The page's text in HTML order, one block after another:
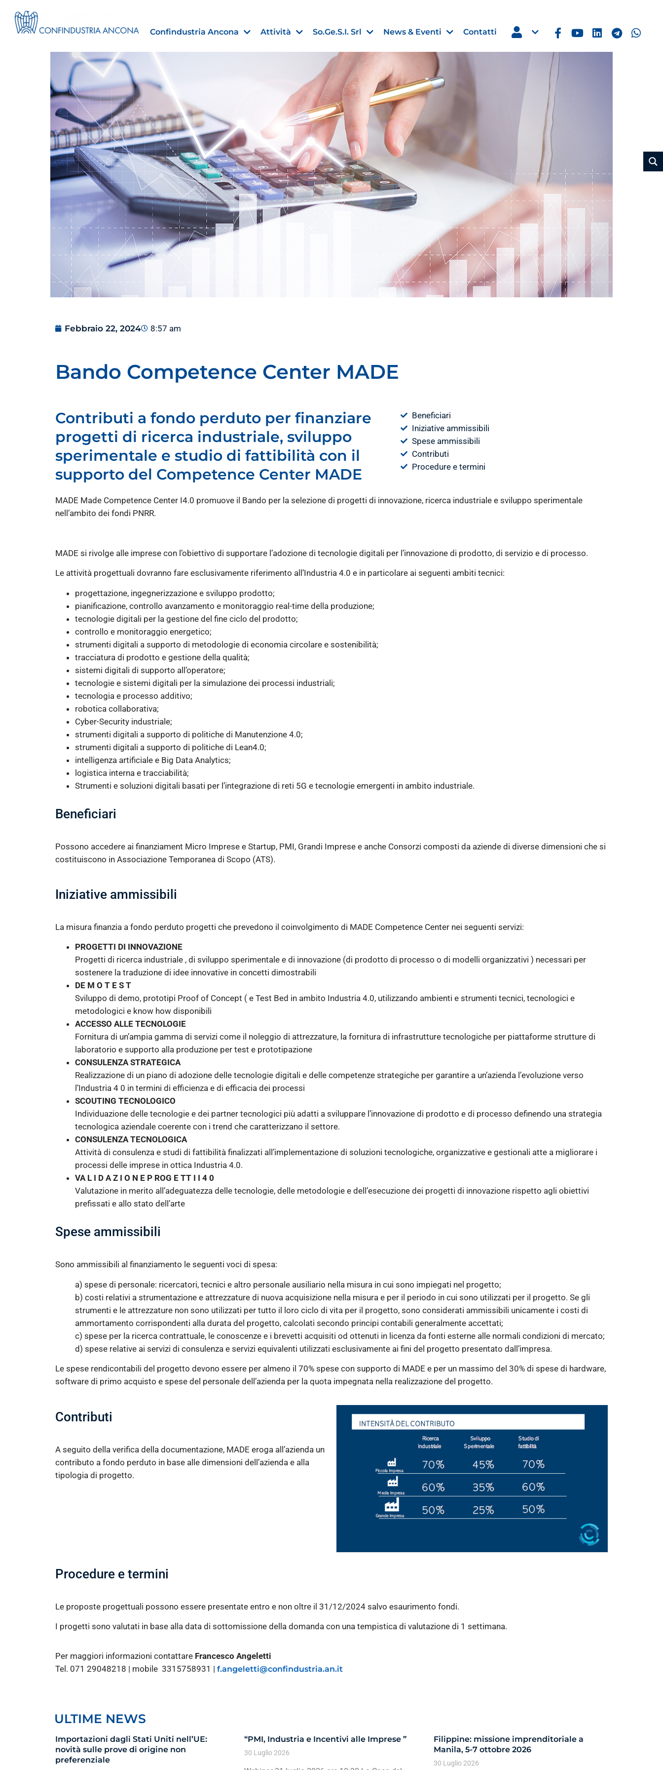
Confindustria Ancona Attività So.Ge.S.I. Srl News & Eventi
Estero
Importazioni dagli Stati Uniti nell’UE:
novità sulle prove di origine non
preferenziale
30 Luglio 2026
Leggi →
Finanza agevolata
“PMI, Industria e Incentivi alle Imprese
”
30 Luglio 2026
Leggi →
Filippine: missione
Manila, 5-7 ottobre 2026
30 Luglio 2026
Leggi →
Contatti
Febbraio 22, 2024 8:57 am
Bando Competence Center MADE
Contributi a fondo perduto per finanziare
progetti di ricerca industriale, sviluppo
sperimentale e studio di fattibilità con il
supporto del Competence Center MADE
Beneficiari
Iniziative ammissibili
Spese ammissibili
Contributi
Procedure e termini
MADE Made Competence Center I4.0 promuove il Bando per la selezione di progetti di innovazione, ricerca industriale e sviluppo sperimentale
nell’ambito dei fondi PNRR.
MADE si rivolge alle imprese con l’obiettivo di supportare l’adozione di tecnologie digitali per l’innovazione di prodotto, di servizio e di processo.
Le attività progettuali dovranno fare esclusivamente riferimento all’Industria 4.0 e in particolare ai seguenti ambiti tecnici:
progettazione, ingegnerizzazione e sviluppo prodotto;
pianificazione, controllo avanzamento e monitoraggio real-time della produzione;
tecnologie digitali per la gestione del fine ciclo del prodotto;
controllo e monitoraggio energetico;
strumenti digitali a supporto di metodologie di economia circolare e sostenibilità;
tracciatura di prodotto e gestione della qualità;
sistemi digitali di supporto all’operatore;
tecnologie e sistemi digitali per la simulazione dei processi industriali;
tecnologia e processo additivo;
robotica collaborativa;
Cyber-Security industriale;
strumenti digitali a supporto di politiche di Manutenzione 4.0;
strumenti digitali a supporto di politiche di Lean4.0;
intelligenza artificiale e Big Data Analytics;
logistica interna e tracciabilità;
Strumenti e soluzioni digitali basati per l’integrazione di reti 5G e tecnologie emergenti in ambito industriale.
Beneficiari
Possono accedere ai finanziament Micro Imprese e Startup, PMI, Grandi Imprese e anche Consorzi composti da aziende di diverse dimensioni che si
costituiscono in Associazione Temporanea di Scopo (ATS).
Iniziative ammissibili
La misura finanzia a fondo perduto progetti che prevedono il coinvolgimento di MADE Competence Center nei seguenti servizi:
PROGETTI DI INNOVAZIONE
Progetti di ricerca industriale , di sviluppo sperimentale e di innovazione (di prodotto di processo o di modelli organizzativi ) necessari per
sostenere la traduzione di idee innovative in concetti dimostrabili
DE M O T E S T
Sviluppo di demo, prototipi Proof of Concept ( e Test Bed in ambito Industria 4.0, utilizzando ambienti e strumenti tecnici, tecnologici e
metodologici e know how disponibili
ACCESSO ALLE TECNOLOGIE
Fornitura di un’ampia gamma di servizi come il noleggio di attrezzature, la fornitura di infrastrutture tecnologiche per piattaforme strutture di
laboratorio e supporto alla produzione per test e prototipazione
CONSULENZA STRATEGICA
Realizzazione di un piano di adozione delle tecnologie digitali e delle competenze strategiche per garantire a un’azienda l’evoluzione verso
l’Industria 4 0 in termini di efficienza e di efficacia dei processi
SCOUTING TECNOLOGICO
Individuazione delle tecnologie e dei partner tecnologici più adatti a sviluppare l’innovazione di prodotto e di processo definendo una strategia
tecnologica aziendale coerente con i trend che caratterizzano il settore.
CONSULENZA TECNOLOGICA
Attività di consulenza e studi di fattibilità finalizzati all’implementazione di soluzioni tecnologiche, organizzative e gestionali atte a migliorare i
processi delle imprese in ottica Industria 4.0.
VA L I D A Z I O N E P ROG E TT I I 4 0
Valutazione in merito all’adeguatezza delle tecnologie, delle metodologie e dell’esecuzione dei progetti di innovazione rispetto agli obiettivi
prefissati e allo stato dell’arte
Spese ammissibili
Sono ammissibili al finanziamento le seguenti voci di spesa:
a) spese di personale: ricercatori, tecnici e altro personale ausiliario nella misura in cui sono impiegati nel progetto;
b) costi relativi a strumentazione e attrezzature di nuova acquisizione nella misura e per il periodo in cui sono utilizzati per il progetto. Se gli
strumenti e le attrezzature non sono utilizzati per tutto il loro ciclo di vita per il progetto, sono considerati ammissibili unicamente i costi di
ammortamento corrispondenti alla durata del progetto, calcolati secondo principi contabili generalmente accettati;
c) spese per la ricerca contrattuale, le conoscenze e i brevetti acquisiti od ottenuti in licenza da fonti esterne alle normali condizioni di mercato;
d) spese relative ai servizi di consulenza e servizi equivalenti utilizzati esclusivamente ai fini del progetto presentato dall’impresa.
Le spese rendicontabili del progetto devono essere per almeno il 70% spese con supporto di MADE e per un massimo del 30% di spese di hardware,
software di primo acquisto e spese del personale dell’azienda per la quota impegnata nella realizzazione del progetto.
Contributi
A seguito della verifica della documentazione, MADE eroga all’azienda un
contributo a fondo perduto in base alle dimensioni dell’azienda e alla
tipologia di progetto.
Procedure e termini
Le proposte progettuali possono essere presentate entro e non oltre il 31/12/2024 salvo esaurimento fondi.
I progetti sono valutati in base alla data di sottomissione della domanda con una tempistica di valutazione di 1 settimana.
Per maggiori informazioni contattare Francesco Angeletti
Tel. 071 29048218 | mobile 3315758931 | f.angeletti@confindustria.an.it
ULTIME NEWS
Importazioni dagli Stati Uniti nell’UE:
novità sulle prove di origine non
preferenziale
“PMI, Industria e Incentivi alle Imprese ”
30 Luglio 2026
Filippine: missione imprenditoriale a
Manila, 5-7 ottobre 2026
30 Luglio 2026